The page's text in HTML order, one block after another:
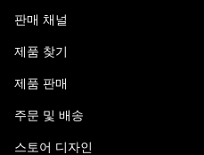
판매 채널
제품 찾기
제품 판매
주문 및 배송
스토어 디자인